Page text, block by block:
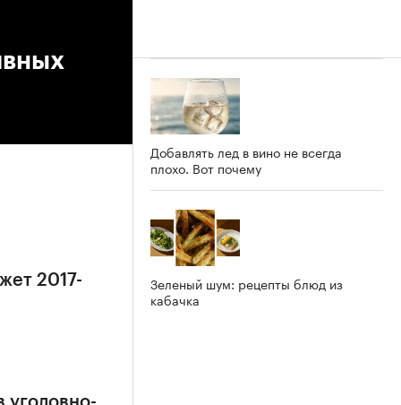
2017-
Добавлять лед в вино не всегда
плохо. Вот почему
Зеленый шум: рецепты блюд из
кабачка